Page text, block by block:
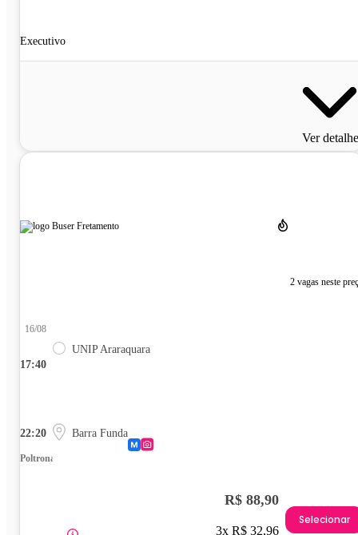
Executivo
Ver
2 vagas neste
17:40
16/08
UNIP Araraquara
22:20 Barra Funda
Poltrona
R$ 88,90
3x R$ 32,96
Selecionar